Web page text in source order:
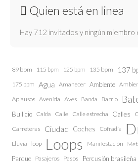
Quien está en linea
Hay 712 invitados y ningún miembro
89 bpm 115 bpm 125 bpm 135 bpm 137
175 bpm Agua Amanecer Ambiente
Aplausos Avenida Aves Banda Barrio
Bullicio Caida Calle Calle estrecha Calles
Carreteras Ciudad Coches Cofradía
Lluvia loop Loops Manifestación
Parque Pasajeros Pasos Percusión brasileña